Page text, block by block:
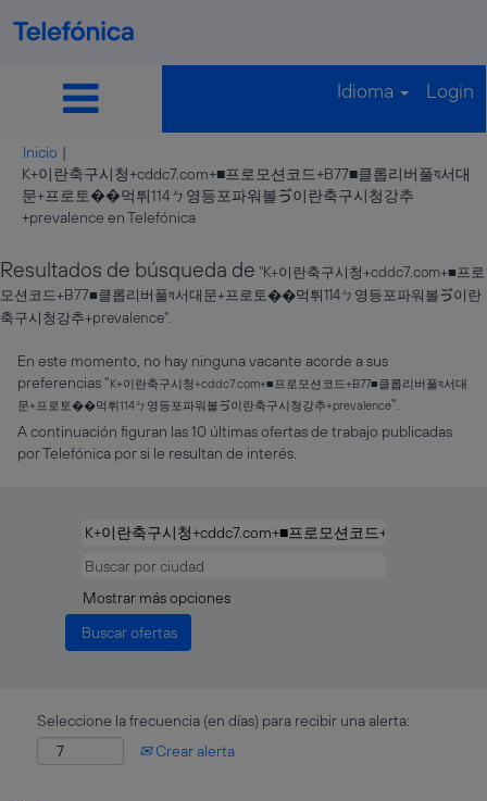
Idioma Login
Inicio |
K+이란축구시청+cddc7.com+■프로모션코드+B77■클롭리버풀য서대
문+프로토��먹튀114ㄅ영등포파워볼ゔ이란축구시청강추
+prevalence en Telefónica(página
Resultados de búsqueda de "K+이란축구시청+cddc7.com+■프로
모션코드+B77■클롭리버풀য서대문+프로토��먹튀114ㄅ영등포파워볼ゔ이란
축구시청강추+prevalence".
En este momento, no hay ninguna vacante acorde a sus
preferencias "K+이란축구시청+cddc7.com+■프로모션코드+B77■클롭리버풀য서대
문+프로토��먹튀114ㄅ영등포파워볼ゔ이란축구시청강추+prevalence".
A continuación figuran las 10 últimas ofertas de trabajo publicadas
por Telefónica por si le resultan de interés.
Mostrar más opciones
Seleccione la frecuencia (en días) para recibir una alerta:
Crear alerta